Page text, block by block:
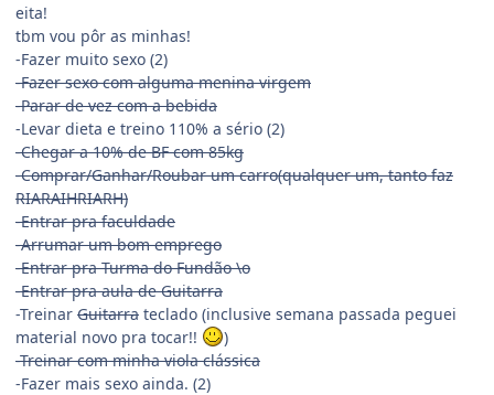
eita!
tbm vou pôr as minhas!
-Fazer muito sexo (2)
-Fazer sexo com alguma menina virgem
-Parar de vez com a bebida
-Levar dieta e treino 110% a sério (2)
-Chegar a 10% de BF com 85kg
-Comprar/Ganhar/Roubar um carro(qualquer um, tanto faz
RIARAIHRIARH)
-Entrar pra faculdade
-Arrumar um bom emprego
-Entrar pra Turma do Fundão \o
-Entrar pra aula de Guitarra
-Treinar Guitarra teclado (inclusive semana passada peguei
material novo pra tocar!!
)
-Treinar com minha viola clássica
-Fazer mais sexo ainda. (2)